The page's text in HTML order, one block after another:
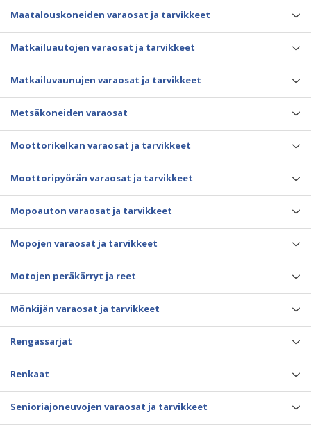
Maatalouskoneiden varaosat ja tarvikkeet
Matkailuautojen varaosat ja tarvikkeet
Matkailuvaunujen varaosat ja tarvikkeet
Metsäkoneiden varaosat
Moottorikelkan varaosat ja tarvikkeet
Moottoripyörän varaosat ja tarvikkeet
Mopoauton varaosat ja tarvikkeet
Mopojen varaosat ja tarvikkeet
Motojen peräkärryt ja reet
Mönkijän varaosat ja tarvikkeet
Rengassarjat
Renkaat
Senioriajoneuvojen varaosat ja tarvikkeet